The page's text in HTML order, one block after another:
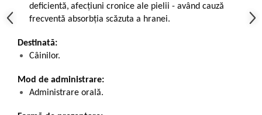
deficientă, afecțiuni cronice ale pielii - având cauză
frecventă absorbția scăzuta a hranei.
Destinată:
Câinilor.
Mod de administrare:
Administrare orală.